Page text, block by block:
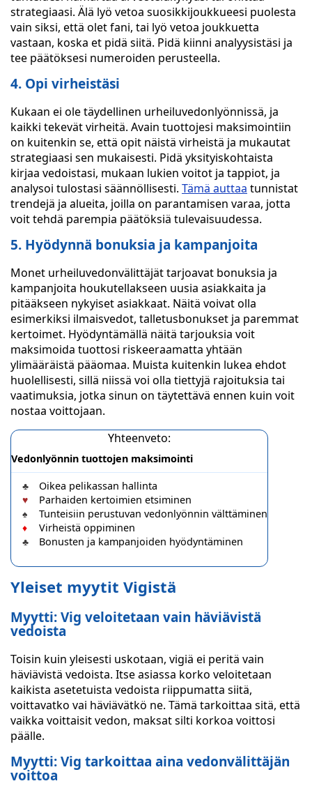
strategiaasi. Älä lyö vetoa suosikkijoukkueesi puolesta
vain siksi, että olet fani, tai lyö vetoa joukkuetta
vastaan, koska et pidä siitä. Pidä kiinni analyysistäsi ja
tee päätöksesi numeroiden perusteella.
4. Opi virheistäsi
Kukaan ei ole täydellinen urheiluvedonlyönnissä, ja
kaikki tekevät virheitä. Avain tuottojesi maksimointiin
on kuitenkin se, että opit näistä virheistä ja mukautat
strategiaasi sen mukaisesti. Pidä yksityiskohtaista
kirjaa vedoistasi, mukaan lukien voitot ja tappiot, ja
analysoi tulostasi säännöllisesti. Tämä auttaa tunnistat
trendejä ja alueita, joilla on parantamisen varaa, jotta
voit tehdä parempia päätöksiä tulevaisuudessa.
5. Hyödynnä bonuksia ja kampanjoita
Monet urheiluvedonvälittäjät tarjoavat bonuksia ja
kampanjoita houkutellakseen uusia asiakkaita ja
pitääkseen nykyiset asiakkaat. Näitä voivat olla
esimerkiksi ilmaisvedot, talletusbonukset ja paremmat
kertoimet. Hyödyntämällä näitä tarjouksia voit
maksimoida tuottosi riskeeraamatta yhtään
ylimääräistä pääomaa. Muista kuitenkin lukea ehdot
huolellisesti, sillä niissä voi olla tiettyjä rajoituksia tai
vaatimuksia, jotka sinun on täytettävä ennen kuin voit
nostaa voittojaan.
Yhteenveto:
Vedonlyönnin tuottojen maksimointi
Oikea pelikassan hallinta
Parhaiden kertoimien etsiminen
Tunteisiin perustuvan vedonlyönnin välttäminen
Virheistä oppiminen
Bonusten ja kampanjoiden hyödyntäminen
Yleiset myytit Vigistä
Myytti: Vig veloitetaan vain häviävistä
vedoista
Toisin kuin yleisesti uskotaan, vigiä ei peritä vain
häviävistä vedoista. Itse asiassa korko veloitetaan
kaikista asetetuista vedoista riippumatta siitä,
voittavatko vai häviävätkö ne. Tämä tarkoittaa sitä, että
vaikka voittaisit vedon, maksat silti korkoa voittosi
päälle.
Myytti: Vig tarkoittaa aina vedonvälittäjän
voittoa